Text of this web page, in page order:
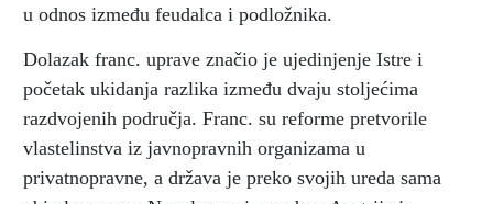
u odnos između feudalca i podložnika.
Dolazak franc. uprave značio je ujedinjenje Istre i
početak ukidanja razlika između dvaju stoljećima
razdvojenih područja. Franc. su reforme pretvorile
vlastelinstva iz javnopravnih organizama u
privatnopravne, a država je preko svojih ureda sama